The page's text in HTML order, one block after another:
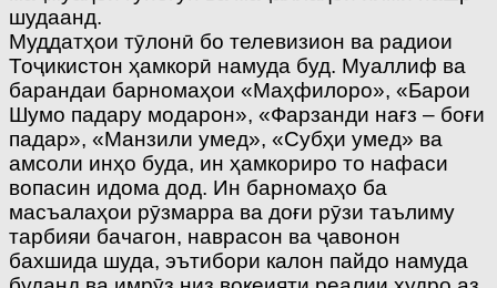
шудаанд.
Муддатҳои тӯлонӣ бо телевизион ва радиои
Тоҷикистон ҳамкорӣ намуда буд. Муаллиф ва
барандаи барномаҳои «Маҳфилоро», «Барои
Шумо падару модарон», «Фарзанди нағз – боғи
падар», «Манзили умед», «Субҳи умед» ва
амсоли инҳо буда, ин ҳамкориро то нафаси
вопасин идома дод. Ин барномаҳо ба
масъалаҳои рӯзмарра ва доғи рӯзи таълиму
тарбияи бачагон, наврасон ва ҷавонон
бахшида шуда, эътибори калон пайдо намуда